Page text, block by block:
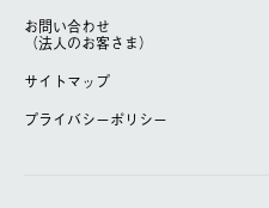
お問い合わせ
（法人のお客さま）
サイトマップ
プライバシーポリシー